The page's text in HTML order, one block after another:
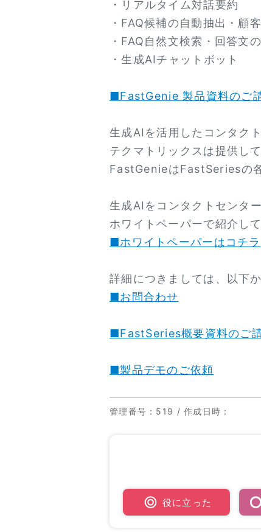
・リアルタイム対話要約
・FAQ候補の自動抽出・顧
・FAQ自然文検索・回答文
・生成AIチャットボット
■FastGenie 製品資料のご
生成AIを活用したコンタク
テクマトリックスは提供して
FastGenieはFastSeriesの
生成AIをコンタクトセンタ
ホワイトペーパーで紹介し
■ホワイトペーパーはコチラ
詳細につきましては、以下
■お問合わせ
■FastSeries概要資料のご
■製品デモのご依頼
管理番号 ：519 /作成日時 ：
役に立った